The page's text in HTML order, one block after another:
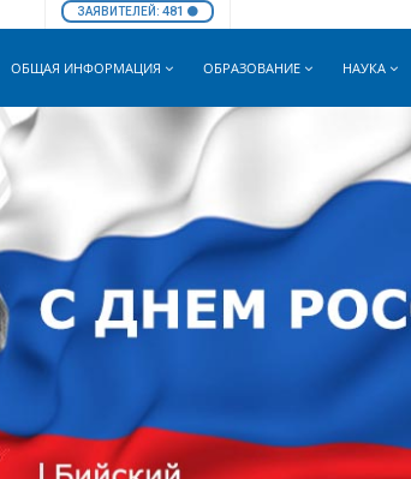
ЗАЯВИТЕЛЕЙ: 481
ОБЩАЯ ИНФОРМАЦИЯ ОБРАЗОВАНИЕ НАУКА